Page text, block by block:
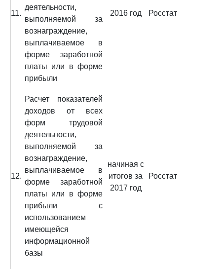
11.
деятельности,
выполняемой за
вознаграждение,
выплачиваемое в
форме заработной
платы или в форме
прибыли
2016 год Росстат
12.
Расчет показателей
доходов от всех
форм трудовой
деятельности,
выполняемой за
вознаграждение,
выплачиваемое в
форме заработной
платы или в форме
прибыли с
использованием
имеющейся
информационной
базы
начиная с
итогов за
2017 год
Росстат